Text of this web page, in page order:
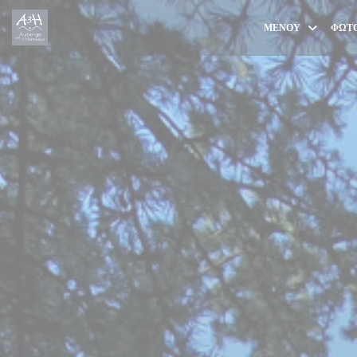
Πίνακας διαχείρισης "Μπισκότων" (Cookies)
ΜΕΝΟΎ